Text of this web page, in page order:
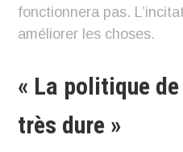
fonctionnera pas.
améliorer les choses.
« La politique
très dure »